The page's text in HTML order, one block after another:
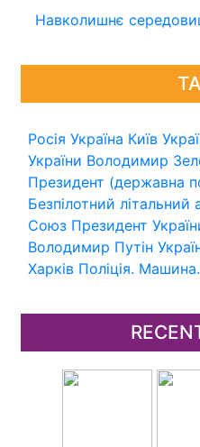
Навколишнє
Росія Україна Київ
України Володимир
Президент (державна
Безпілотний літальний
Союз Президент
Володимир Путін
Харків Поліція. Машина.